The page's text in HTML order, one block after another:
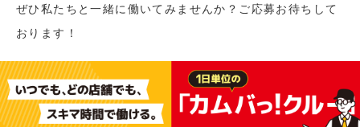
ぜひ私たちと一緒に働いてみませんか？ご応募お待ちして
おります！